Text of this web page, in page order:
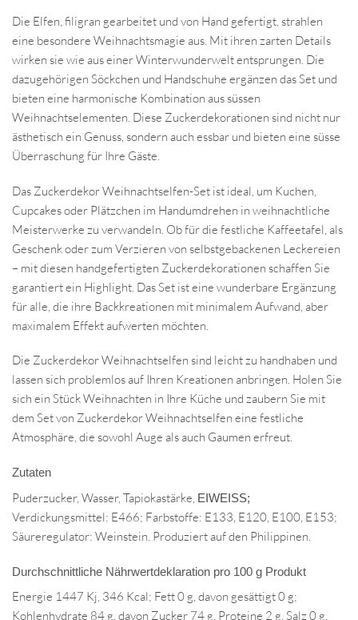
Die Elfen, filigran gearbeitet und von Hand gefertigt, strahlen
eine besondere Weihnachtsmagie aus. Mit ihren zarten Details
wirken sie wie aus einer Winterwunderwelt entsprungen. Die
dazugehörigen Söckchen und Handschuhe ergänzen das Set und
bieten eine harmonische Kombination aus süssen
Weihnachtselementen. Diese Zuckerdekorationen sind nicht nur
ästhetisch ein Genuss, sondern auch essbar und bieten eine süsse
Überraschung für Ihre Gäste.
Das Zuckerdekor Weihnachtselfen-Set ist ideal, um Kuchen,
Cupcakes oder Plätzchen im Handumdrehen in weihnachtliche
Meisterwerke zu verwandeln. Ob für die festliche Kaffeetafel, als
Geschenk oder zum Verzieren von selbstgebackenen Leckereien
– mit diesen handgefertigten Zuckerdekorationen schaffen Sie
garantiert ein Highlight. Das Set ist eine wunderbare Ergänzung
für alle, die ihre Backkreationen mit minimalem Aufwand, aber
maximalem Effekt aufwerten möchten.
Die Zuckerdekor Weihnachtselfen sind leicht zu handhaben und
lassen sich problemlos auf Ihren Kreationen anbringen. Holen Sie
sich ein Stück Weihnachten in Ihre Küche und zaubern Sie mit
dem Set von Zuckerdekor Weihnachtselfen eine festliche
Atmosphäre, die sowohl Auge als auch Gaumen erfreut.
Zutaten
Puderzucker, Wasser, Tapiokastärke, EIWEISS;
Verdickungsmittel: E466; Farbstoffe: E133, E120, E100, E153;
Säureregulator: Weinstein. Produziert auf den Philippinen.
Durchschnittliche Nährwertdeklaration pro 100 g Produkt
Energie 1447 Kj, 346 Kcal; Fett 0 g, davon gesättigt 0 g;
Kohlenhydrate 84 g, davon Zucker 74 g, Proteine ​​2 g, Salz 0 g.